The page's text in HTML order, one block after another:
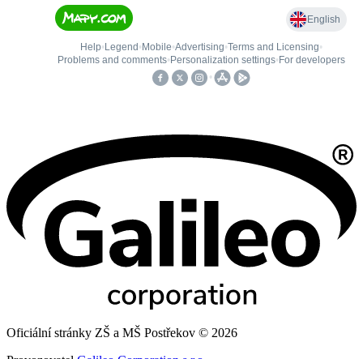
Oficiální stránky ZŠ a MŠ Postřekov © 2026